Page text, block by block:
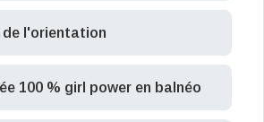
de l'orientation
100 % girl power en balnéo